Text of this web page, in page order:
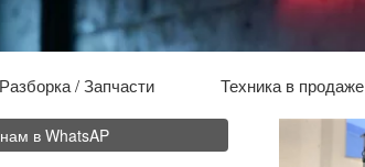
Разборка / Запчасти Техника в продаже
в WhatsAP